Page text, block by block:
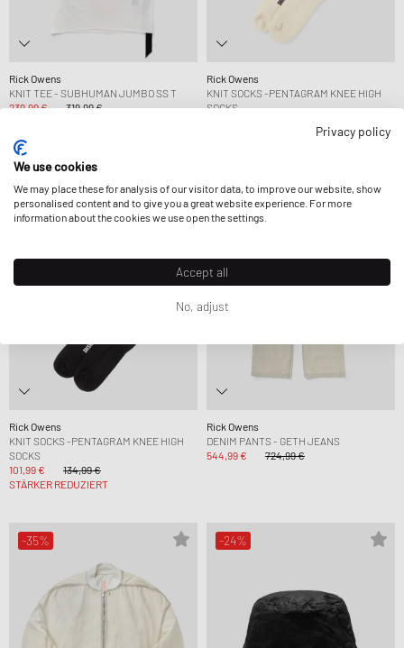
Rick Owens
KNIT TEE - SUBHUMAN JUMBO SS T
239,99 €
319,99 €
Rick Owens
KNIT SOCKS -PENTAGRAM KNEE HIGH
SOCKS
-24%
Rick Owens
KNIT SOCKS -PENTAGRAM KNEE HIGH
SOCKS
101,99 €
134,99 €
STÄRKER REDUZIERT
-25%
Rick Owens
DENIM PANTS - GETH JEANS
544,99 €
724,99 €
-35% -24%
Privacy policy
We use cookies
We may place these for analysis of our visitor data, to improve our website, show
personalised content and to give you a great website experience. For more
information about the cookies we use open the settings.
Accept all
No, adjust